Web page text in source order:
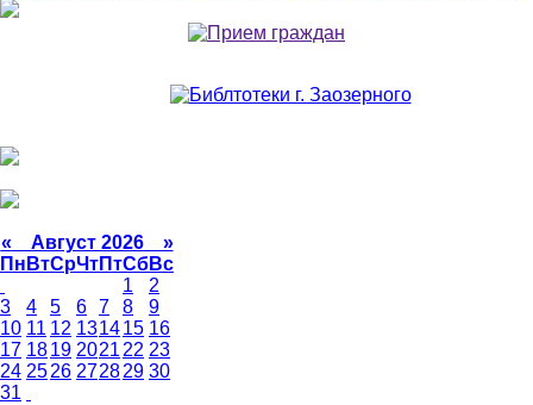
« Август 2026 »
Пн ВтСрЧтПтСбВс
1
2
3
4 5 6 7 8
9
10 11 12 131415 16
17 1819 2021 22 23
24 2526 272829 30
31